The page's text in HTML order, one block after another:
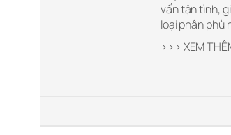
vấn tận tình,
loại phân phù
>>> XEM